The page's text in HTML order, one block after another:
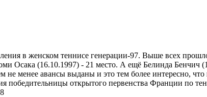
в женском теннисе генерации-97. Выше всех
Осака (16.10.1997) - 21 место. А ещё Белинда
не менее авансы выданы и это тем более интересно,
победительницы открытого первенства Франции по